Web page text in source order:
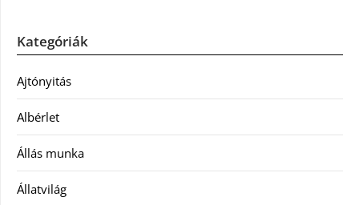
Kategóriák
Ajtónyitás
Albérlet
Állás munka
Állatvilág